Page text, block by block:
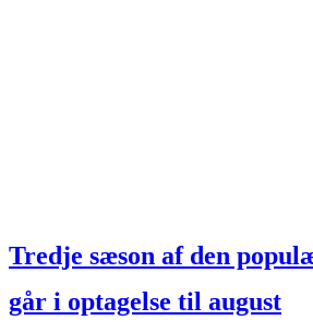
Tredje sæson af den
går i optagelse til august